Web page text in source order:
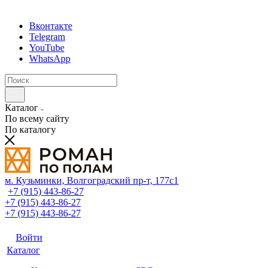
Вконтакте
Telegram
YouTube
WhatsApp
Каталог
По всему сайту
По каталогу
м. Кузьминки, Волгоградский пр‑т, 177с1
+7 (915) 443-86-27
+7 (915) 443-86-27
+7 (915) 443-86-27
Войти
Каталог